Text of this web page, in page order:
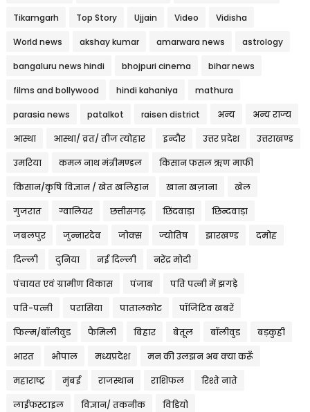
Tikamgarh Top Story Ujjain Video Vidisha
World news akshay kumar amarwara news astrology
bangaluru news hindi bhojpuri cinema bihar news
films and bollywood hindi kahaniya mathura
parasia news patalkot raisen district अन्य अन्य राज्य
आस्था आस्था/ व्रत/ तीज त्‍योहार इन्दौर उत्तर प्रदेश उत्तराखण्ड
उमरिया कमल नाथ मंत्रीमण्डल किसान फसल ऋण माफी
किसान/कृषि विज्ञान / खेत खलिहान खाना खज़ाना खेल
गुजरात ग्वालियर छत्तीसगढ़ छिंदवाड़ा छिन्दवाड़ा
जबलपुर जुन्नारदेव जोक्स ज्योतिष झारखण्ड दमोह
दिल्ली दुनिया नई दिल्ली नरेंद्र मोदी
पंचायत एवं ग्रामीण विकास पंजाब पति पत्नी में झगड़े
पति-पत्नी परासिया पातालकोट पॉजिटिव खबरें
फिल्म/बॉलीवुड फैमिली बिहार बेतूल बॉलीवुड बड़कुही
भारत भोपाल मध्यप्रदेश मन की उलझन अब क्या करूँ
महाराष्ट्र मुंबई राजस्थान राशिफल रिश्ते नाते
लाईफस्टाइल विज्ञान/ तकनीक विडियो